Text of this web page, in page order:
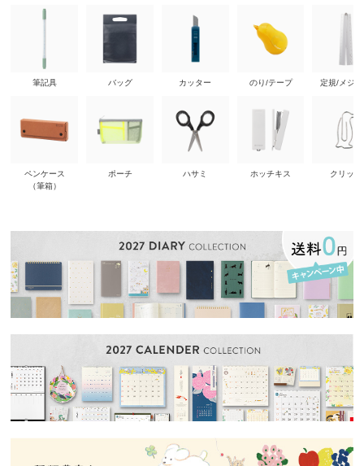
筆記具
ペンケース
（筆箱）
バッグ
ポーチ
カッター
ハサミ
のり/テープ
ホッチキス
定規/メジ
クリップ